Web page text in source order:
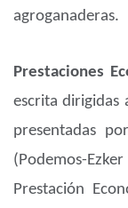
agroganaderas.
Prestaciones
escrita dirigidas
presentadas
(Podemos-
Prestación